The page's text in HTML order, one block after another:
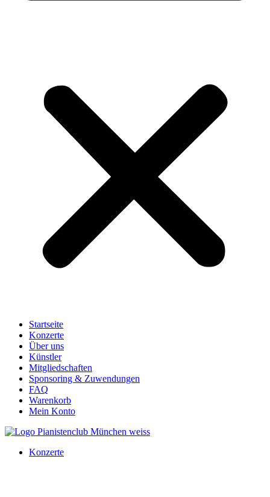
Startseite
Konzerte
Über uns
Künstler
Mitgliedschaften
Sponsoring & Zuwendungen
FAQ
Warenkorb
Mein Konto
Konzerte